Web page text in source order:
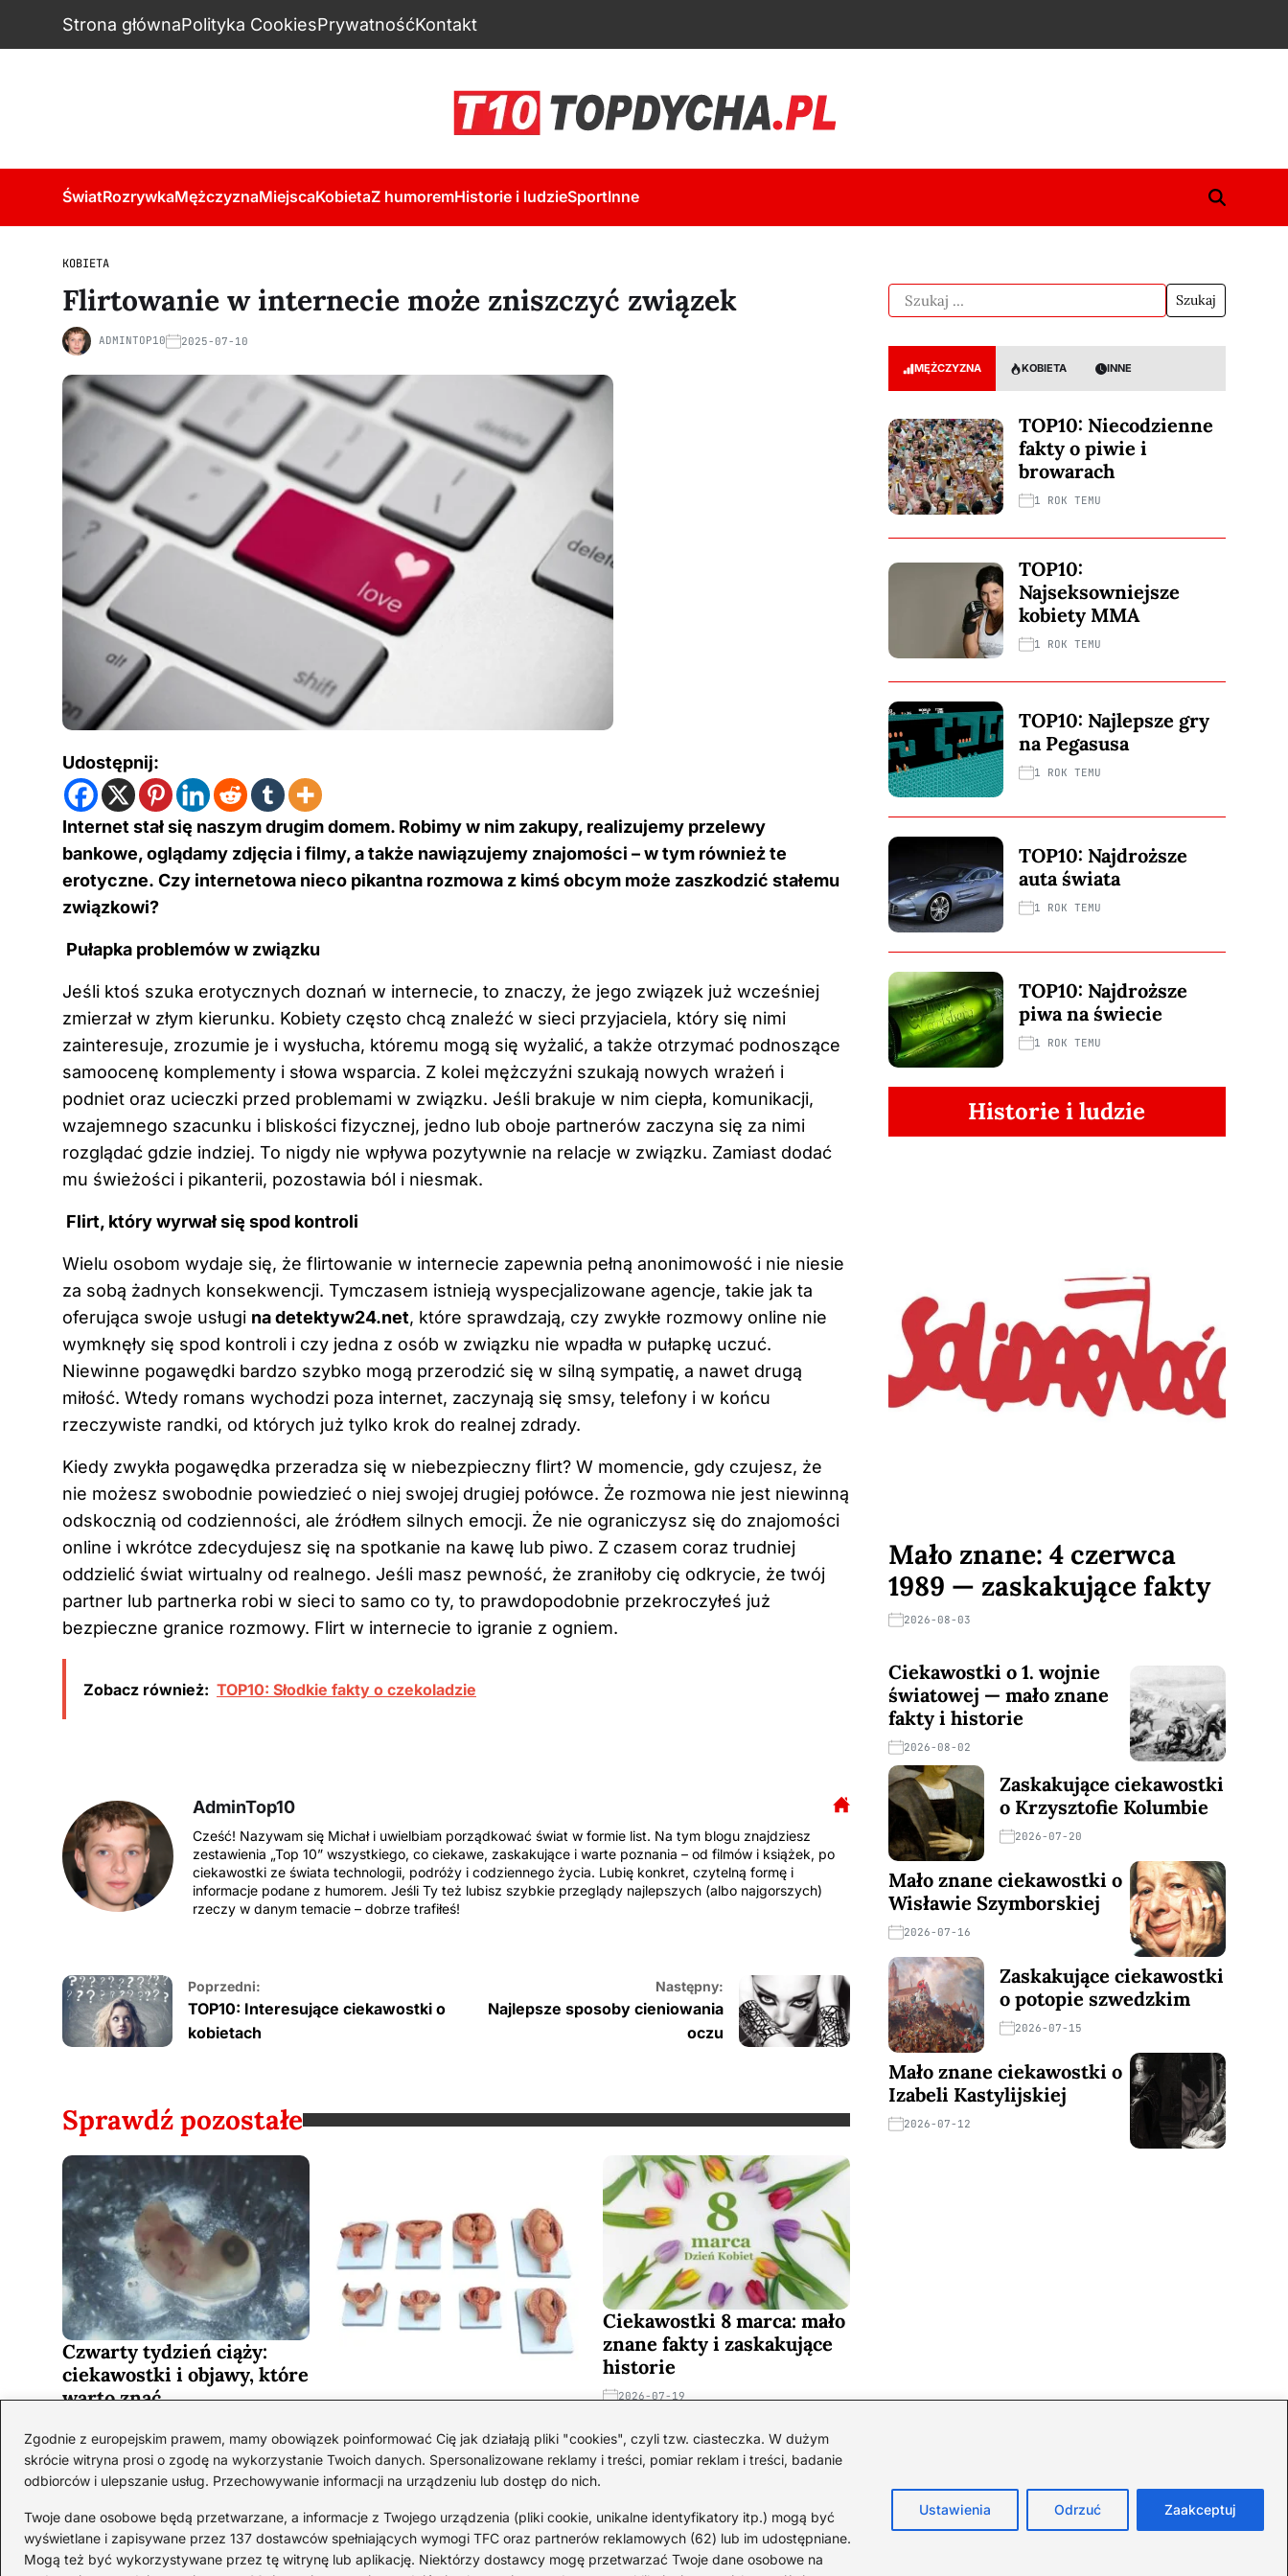
Zgodnie z europejskim prawem, mamy obowiązek poinformować Cię jak działają pliki "cookies", czyli tzw. ciasteczka. W dużym
skrócie witryna prosi o zgodę na wykorzystanie Twoich danych. Spersonalizowane reklamy i treści, pomiar reklam i treści, badanie
odbiorców i ulepszanie usług. Przechowywanie informacji na urządzeniu lub dostęp do nich.
Twoje dane osobowe będą przetwarzane, a informacje z Twojego urządzenia (pliki cookie, unikalne identyfikatory itp.) mogą być
wyświetlane i zapisywane przez 137 dostawców spełniających wymogi TFC oraz partnerów reklamowych (62) lub im udostępniane.
Mogą też być wykorzystywane przez tę witrynę lub aplikację. Niektórzy dostawcy mogę przetwarzać Twoje dane osobowe na
Ustawienia Odrzuć Zaakceptuj
Strona głównaPolityka CookiesPrywatnośćKontakt
ŚwiatRozrywkaMężczyznaMiejscaKobietaZ humoremHistorie i ludzieSportInne
KOBIETA
Flirtowanie w internecie może zniszczyć związek
ADMINTOP10 2025-07-10
Udostępnij:
Internet stał się naszym drugim domem. Robimy w nim zakupy, realizujemy przelewy
bankowe, oglądamy zdjęcia i filmy, a także nawiązujemy znajomości – w tym również te
erotyczne. Czy internetowa nieco pikantna rozmowa z kimś obcym może zaszkodzić stałemu
związkowi?
Pułapka problemów w związku
Jeśli ktoś szuka erotycznych doznań w internecie, to znaczy, że jego związek już wcześniej
zmierzał w złym kierunku. Kobiety często chcą znaleźć w sieci przyjaciela, który się nimi
zainteresuje, zrozumie je i wysłucha, któremu mogą się wyżalić, a także otrzymać podnoszące
samoocenę komplementy i słowa wsparcia. Z kolei mężczyźni szukają nowych wrażeń i
podniet oraz ucieczki przed problemami w związku. Jeśli brakuje w nim ciepła, komunikacji,
wzajemnego szacunku i bliskości fizycznej, jedno lub oboje partnerów zaczyna się za nimi
rozglądać gdzie indziej. To nigdy nie wpływa pozytywnie na relacje w związku. Zamiast dodać
mu świeżości i pikanterii, pozostawia ból i niesmak.
Flirt, który wyrwał się spod kontroli
Wielu osobom wydaje się, że flirtowanie w internecie zapewnia pełną anonimowość i nie niesie
za sobą żadnych konsekwencji. Tymczasem istnieją wyspecjalizowane agencje, takie jak ta
oferująca swoje usługi na detektyw24.net, które sprawdzają, czy zwykłe rozmowy online nie
wymknęły się spod kontroli i czy jedna z osób w związku nie wpadła w pułapkę uczuć.
Niewinne pogawędki bardzo szybko mogą przerodzić się w silną sympatię, a nawet drugą
miłość. Wtedy romans wychodzi poza internet, zaczynają się smsy, telefony i w końcu
rzeczywiste randki, od których już tylko krok do realnej zdrady.
Kiedy zwykła pogawędka przeradza się w niebezpieczny flirt? W momencie, gdy czujesz, że
nie możesz swobodnie powiedzieć o niej swojej drugiej połówce. Że rozmowa nie jest niewinną
odskocznią od codzienności, ale źródłem silnych emocji. Że nie ograniczysz się do znajomości
online i wkrótce zdecydujesz się na spotkanie na kawę lub piwo. Z czasem coraz trudniej
oddzielić świat wirtualny od realnego. Jeśli masz pewność, że zraniłoby cię odkrycie, że twój
partner lub partnerka robi w sieci to samo co ty, to prawdopodobnie przekroczyłeś już
bezpieczne granice rozmowy. Flirt w internecie to igranie z ogniem.
Zobacz również: TOP10: Słodkie fakty o czekoladzie
AdminTop10
Cześć! Nazywam się Michał i uwielbiam porządkować świat w formie list. Na tym blogu znajdziesz
zestawienia „Top 10” wszystkiego, co ciekawe, zaskakujące i warte poznania – od filmów i książek, po
ciekawostki ze świata technologii, podróży i codziennego życia. Lubię konkret, czytelną formę i
informacje podane z humorem. Jeśli Ty też lubisz szybkie przeglądy najlepszych (albo najgorszych)
rzeczy w danym temacie – dobrze trafiłeś!
Poprzedni:
TOP10: Interesujące ciekawostki o
kobietach
Następny:
Najlepsze sposoby cieniowania
oczu
Sprawdź pozostałe
Czwarty tydzień ciąży:
ciekawostki i objawy, które
warto znać
miesiącu ciąży
2026-07-29
Ciekawostki 8 marca: mało
znane fakty i zaskakujące
historie
2026-07-19
MĘŻCZYZNA KOBIETA INNE
TOP10: Niecodzienne
fakty o piwie i
browarach
1 ROK TEMU
TOP10:
Najseksowniejsze
kobiety MMA
1 ROK TEMU
TOP10: Najlepsze gry
na Pegasusa
1 ROK TEMU
TOP10: Najdroższe
auta świata
1 ROK TEMU
TOP10: Najdroższe
piwa na świecie
1 ROK TEMU
Historie i ludzie
Mało znane: 4 czerwca
1989 — zaskakujące fakty
2026-08-03
Ciekawostki o 1. wojnie
światowej — mało znane
fakty i historie
2026-08-02
Zaskakujące ciekawostki
o Krzysztofie Kolumbie
2026-07-20
Mało znane ciekawostki o
Wisławie Szymborskiej
2026-07-16
Zaskakujące ciekawostki
o potopie szwedzkim
2026-07-15
Mało znane ciekawostki o
Izabeli Kastylijskiej
2026-07-12
Copyright © TOPDycha.